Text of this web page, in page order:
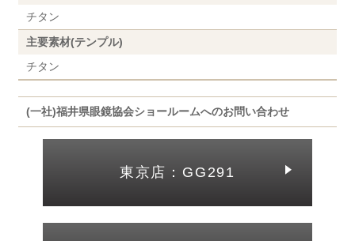
チタン
主要素材(テンプル)
チタン
(一社)福井県眼鏡協会ショールームへのお問い合わせ
東京店：GG291